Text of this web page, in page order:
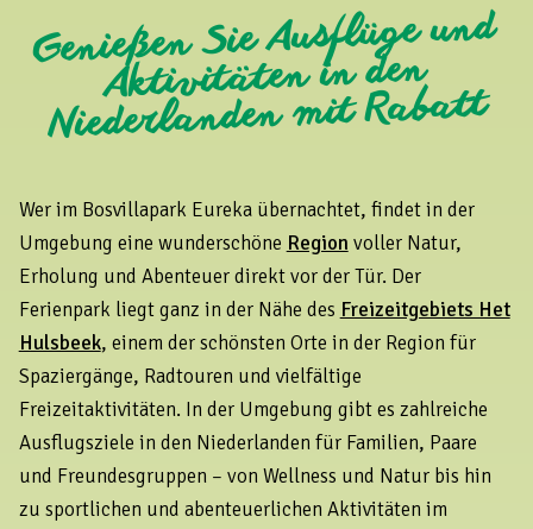
Genießen Sie Ausflüge und
Aktivitäten in den
Niederlanden mit Rabatt
Wer im Bosvillapark Eureka übernachtet, findet in der
Umgebung eine wunderschöne Region voller Natur,
Erholung und Abenteuer direkt vor der Tür. Der
Ferienpark liegt ganz in der Nähe des Freizeitgebiets Het
Hulsbeek, einem der schönsten Orte in der Region für
Spaziergänge, Radtouren und vielfältige
Freizeitaktivitäten. In der Umgebung gibt es zahlreiche
Ausflugsziele in den Niederlanden für Familien, Paare
und Freundesgruppen – von Wellness und Natur bis hin
zu sportlichen und abenteuerlichen Aktivitäten im